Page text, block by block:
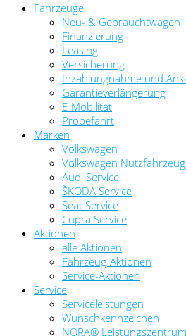
Fahrzeuge
Neu- & Gebrauchtwagen
Finanzierung
Leasing
Versicherung
Inzahlungnahme und
Garantieverlängerung
E-Mobilität
Probefahrt
Marken
Volkswagen
Volkswagen
Audi Service
ŠKODA Service
Seat Service
Cupra Service
Aktionen
alle Aktionen
Fahrzeug-Aktionen
Service-Aktionen
Service
Serviceleistungen
Wunschkennzeichen
NORA® Leistungszentrum